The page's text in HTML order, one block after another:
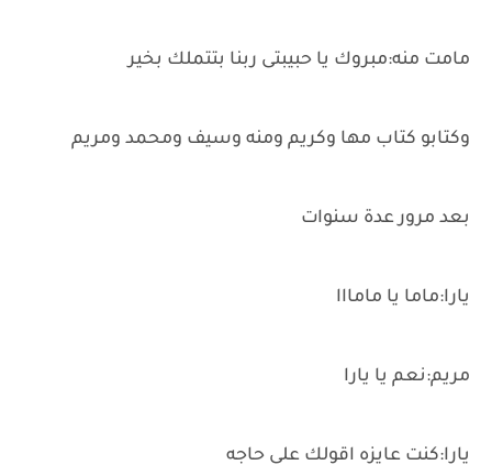
مامت منه:مبروك يا حبيبتى ربنا بتتملك بخير
وكتابو كتاب مها وكريم ومنه وسيف ومحمد ومريم
بعد مرور عدة سنوات
يارا:ماما يا مامااا
مريم:نعم يا يارا
يارا:كنت عايزه اقولك على حاجه